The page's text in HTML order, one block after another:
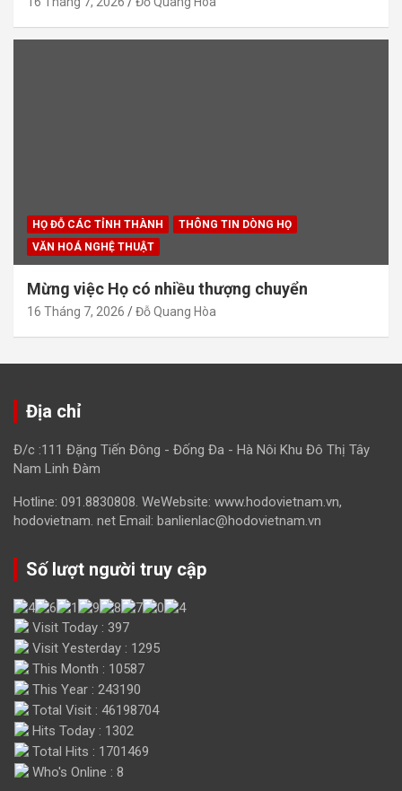
HỌ ĐỖ CÁC TỈNH THÀNH
THÔNG TIN DÒNG HỌ
VĂN HOÁ NGHỆ THUẬT
Mừng việc Họ có nhiều thượng chuyển
16 Tháng 7, 2026 Đỗ Quang Hòa
Địa chỉ
Đ/c :111 Đặng Tiến Đông - Đống Đa - Hà Nôi Khu Đô Thị Tây
Nam Linh Đàm
Hotline: 091.8830808. WeWebsite: www.hodovietnam.vn,
hodovietnam. net Email: banlienlac@hodovietnam.vn
Số lượt người truy cập
Visit Today : 397
Visit Yesterday : 1295
This Month : 10587
This Year : 243190
Total Visit : 46198704
Hits Today : 1302
Total Hits : 1701469
Who's Online : 8